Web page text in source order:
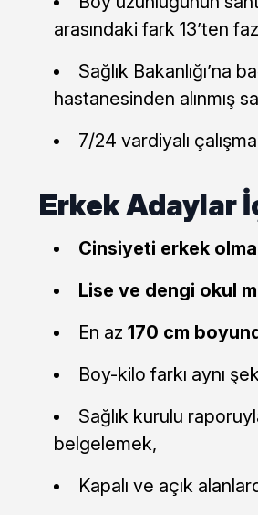
arasındaki fark 13’ten
Sağlık Bakanlığı’na
hastanesinden alınmış
7/24 vardiyalı
Erkek Adaylar
Cinsiyeti erkek
Lise ve dengi okul
En az 170 cm
Boy-kilo farkı aynı
Sağlık kurulu
belgelemek,
Kapalı ve açık